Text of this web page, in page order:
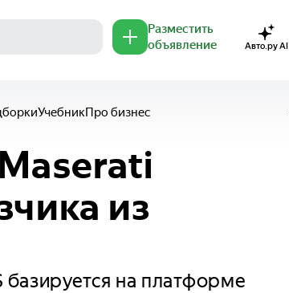
Разместить
объявление
Авто.ру AI
УчебникПро бизнес
из
на платформе